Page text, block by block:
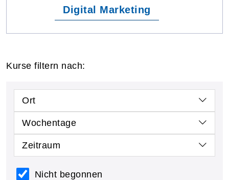
Digital Marketing
Kurse filtern nach:
Ort
Wochentage
Zeitraum
Nicht begonnen